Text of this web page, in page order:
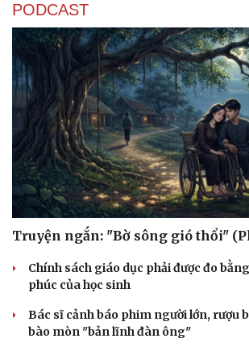
PODCAST
Truyện ngắn: "Bờ sông gió thổi"
Chính sách giáo dục phải được đo
phúc của học sinh
Bác sĩ cảnh báo phim người lớn, rượu
bào mòn "bản lĩnh đàn ông"